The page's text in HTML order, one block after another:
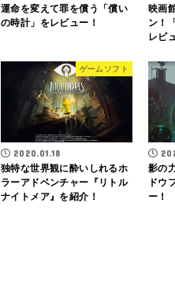
運命を変えて罪を償う「償い
の時計」をレビュー！
映画
ン！
レビ
ゲームソフト
2020.01.18
独特な世界観に酔いしれるホ
ラーアドベンチャー『リトル
ナイトメア』を紹介！
影の
ドウ
ー！